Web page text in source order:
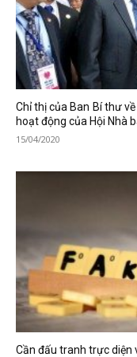
Chỉ thị của Ban Bí thư
hoạt động của Hội Nhà
15/04/2020
Cần đấu tranh trực diện